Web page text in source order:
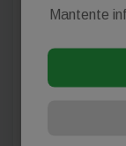
Deja tu
Mantente